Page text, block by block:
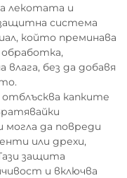
лекотата и
система
който преминава
обработка,
без да добавя
капките
могла да повреди
или дрехи,
защита
и включва